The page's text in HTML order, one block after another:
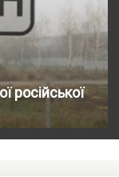
російської